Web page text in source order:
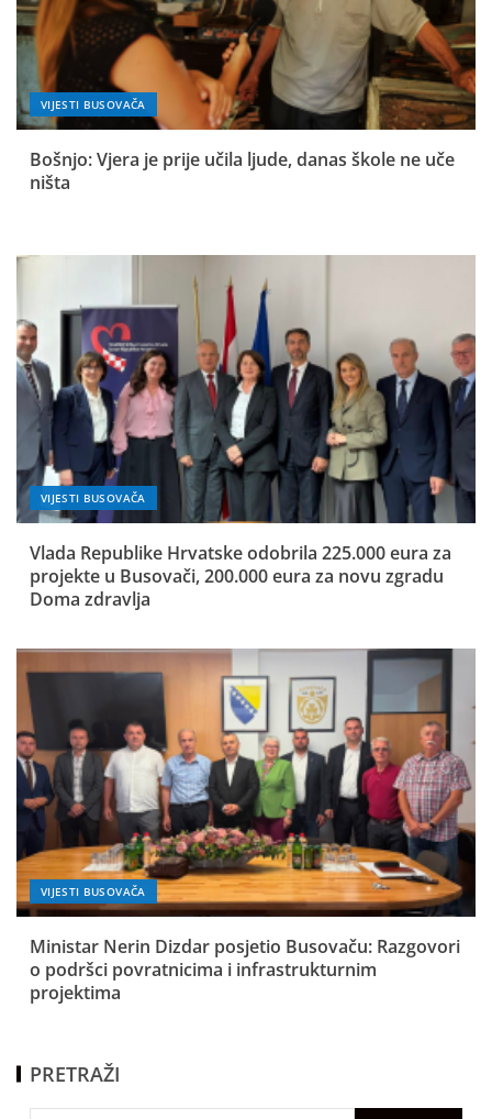
VIJESTI BUSOVAČA
Bošnjo: Vjera je prije učila ljude, danas škole ne uče
ništa
VIJESTI BUSOVAČA
Vlada Republike Hrvatske odobrila 225.000 eura za
projekte u Busovači, 200.000 eura za novu zgradu
Doma zdravlja
VIJESTI BUSOVAČA
Ministar Nerin Dizdar posjetio Busovaču: Razgovori
o podršci povratnicima i infrastrukturnim
projektima
PRETRAŽI